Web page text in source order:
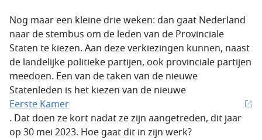
Nog maar een kleine drie weken: dan gaat Nederland
naar de stembus om de leden van de Provinciale
Staten te kiezen. Aan deze verkiezingen kunnen, naast
de landelijke politieke partijen, ook provinciale partijen
meedoen. Een van de taken van de nieuwe
Statenleden is het kiezen van de nieuwe
Eerste Kamer
. Dat doen ze kort nadat ze zijn aangetreden, dit jaar
op 30 mei 2023. Hoe gaat dit in zijn werk?